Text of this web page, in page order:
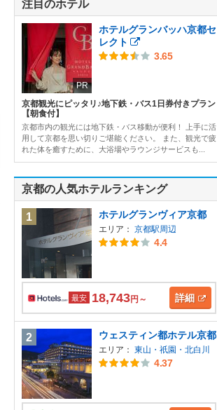
注目のホテル
PR
ホテルグランバッハ京都セ
レクト
3.65
京都観光にピッタリ♪地下鉄・バス1日券付きプラン
【朝食付】
京都市内の観光には地下鉄・バス移動が便利！ 上手に活
用して京都を思い切りご堪能ください。 また、観光で疲
れた体を癒すために、大浴場やラウンジサービスも...
京都の人気ホテルランキング
1 ホテルグランヴィア京都
エリア： 京都駅周辺
4.4
最安 18,743円～ 詳細
2 ウェスティン都ホテル京都
エリア： 東山・祇園・北白川
4.37